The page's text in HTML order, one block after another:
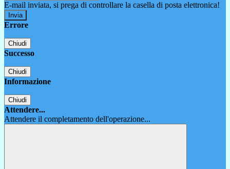
E-mail inviata, si prega di controllare la casella di posta elettronica!
Errore
Chiudi
Successo
Chiudi
Informazione
Chiudi
Attendere...
Attendere il completamento dell'operazione...